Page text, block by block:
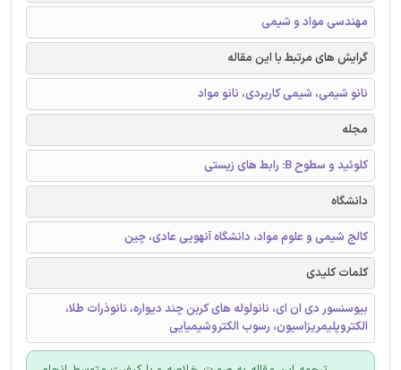
مهندسی مواد و شیمی
گرایش های مرتبط با این مقاله
نانو شیمی، شیمی کاربردی، نانو مواد
مجله
کلوئید و سطوح B: رابط های زیستی
دانشگاه
کالج شیمی و علوم مواد، دانشگاه آنهویی عادی، چین
کلمات کلیدی
بیوسنسور دی ان ای، نانولوله های کربن چند دیواره، نانوذرات طلا،
الکتروپلیمریزاسیون، رسوب الکتروشیمیایی